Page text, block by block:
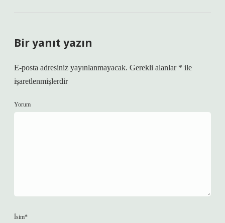
Bir yanıt yazın
E-posta adresiniz yayınlanmayacak. Gerekli alanlar * ile
işaretlenmişlerdir
Yorum
İsim*